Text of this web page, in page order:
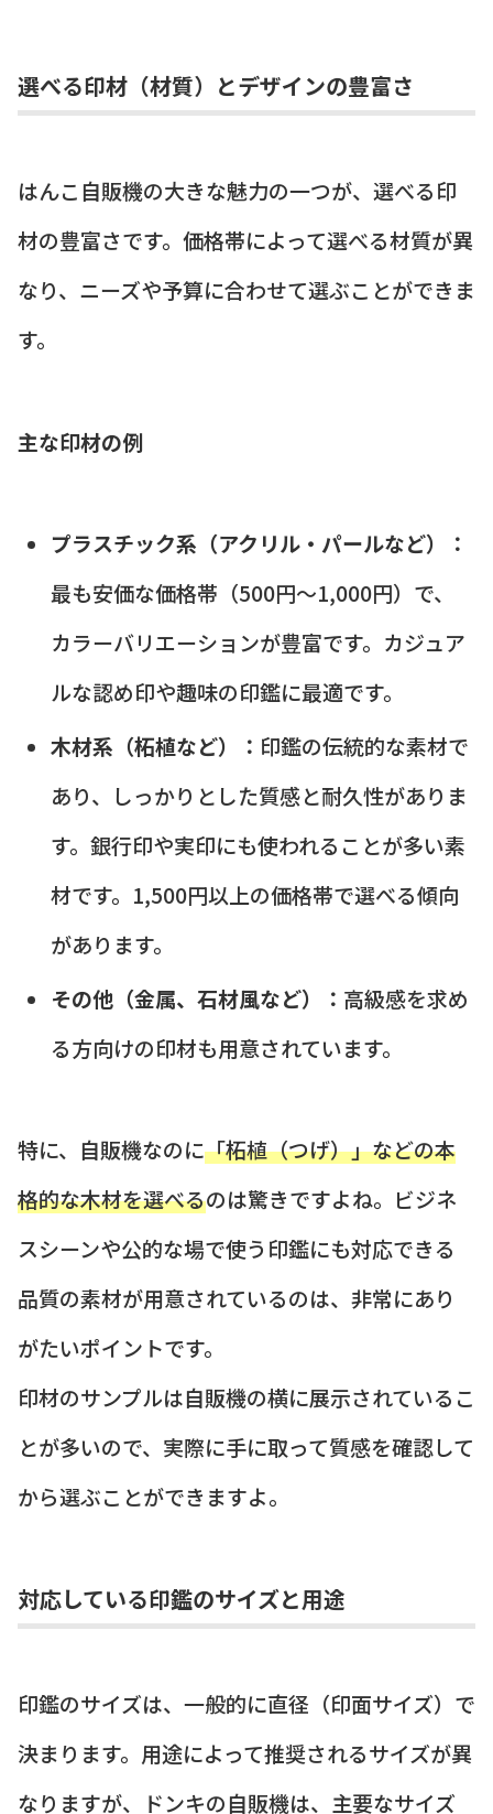
選べる印材（材質）とデザインの豊富さ
はんこ自販機の大きな魅力の一つが、選べる印
材の豊富さです。価格帯によって選べる材質が異
なり、ニーズや予算に合わせて選ぶことができま
す。
主な印材の例
プラスチック系（アクリル・パールなど）：
最も安価な価格帯（500円〜1,000円）で、
カラーバリエーションが豊富です。カジュア
ルな認め印や趣味の印鑑に最適です。
木材系（柘植など）： 印鑑の伝統的な素材で
あり、しっかりとした質感と耐久性がありま
す。銀行印や実印にも使われることが多い素
材です。1,500円以上の価格帯で選べる傾向
があります。
その他（金属、石材風など）： 高級感を求め
る方向けの印材も用意されています。
特に、自販機なのに「柘植（つげ）」などの本
格的な木材を選べるのは驚きですよね。ビジネ
スシーンや公的な場で使う印鑑にも対応できる
品質の素材が用意されているのは、非常にあり
がたいポイントです。
印材のサンプルは自販機の横に展示されているこ
とが多いので、実際に手に取って質感を確認して
から選ぶことができますよ。
対応している印鑑のサイズと用途
印鑑のサイズは、一般的に直径（印面サイズ）で
決まります。用途によって推奨されるサイズが異
なりますが、ドンキの自販機は、主要なサイズ